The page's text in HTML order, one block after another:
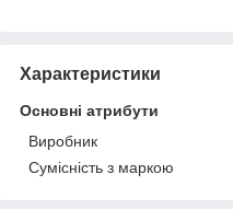
Характеристики
Основні атрибути
Виробник
Сумісність з маркою